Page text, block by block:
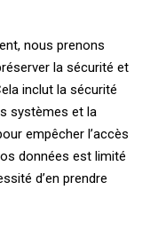
nous prenons
la sécurité et
inclut la sécurité
systèmes et la
empêcher l’accès
données est limité
d’en prendre